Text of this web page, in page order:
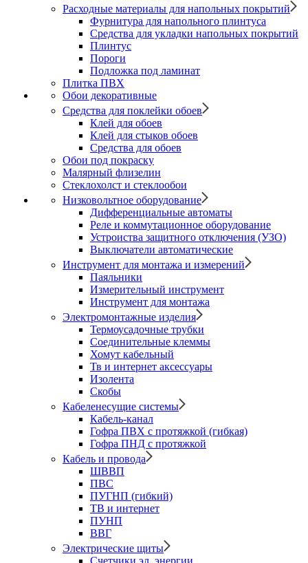
Расходные материалы для напольных покрытий
Фурнитура для напольного плинтуса
Средства для укладки напольных покрытий
Плинтус
Пороги
Подложка под ламинат
Плитка ПВХ
Обои декоративные
Средства для поклейки обоев
Клей для обоев
Клей для стыков обоев
Средства для обоев
Обои под покраску
Малярный флизелин
Стеклохолст и стеклообои
Низковольтное оборудование
Дифференциальные автоматы
Реле и коммутационное оборудование
Устроиства защитного отключения (УЗО)
Выключатели автоматические
Инструмент для монтажа и измерений
Паяльники
Измерительный инструмент
Инструмент для монтажа
Электромонтажные изделия
Термоусадочные трубки
Соединительные клеммы
Хомут кабельный
Тв и интернет аксессуары
Изолента
Скобы
Кабеленесущие системы
Кабель-канал
Гофра ПВХ с протяжкой (гибкая)
Гофра ПНД с протяжкой
Кабель и провода
ШВВП
ПВС
ПУГНП (гибкий)
ТВ и интернет
ПУНП
ВВГ
Электрические щиты
Счетчики эл. энергии